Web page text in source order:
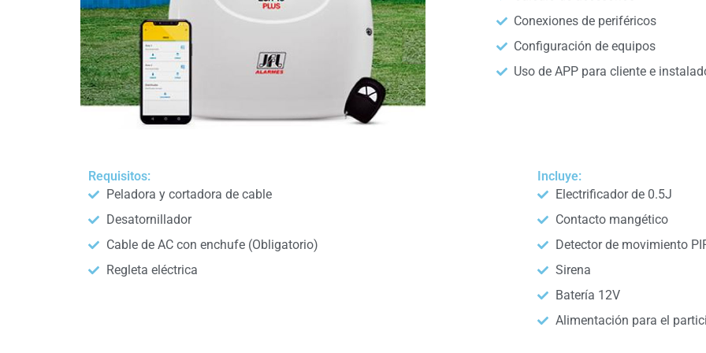
Conexiones de periféricos
Configuración de equipos
Uso de APP para cliente e
Requisitos:
Peladora y cortadora de cable
Desatornillador
Cable de AC con enchufe (Obligatorio)
Regleta eléctrica
Incluye:
Electrificador de 0.5J
Contacto mangético
Detector de movimiento
Sirena
Batería 12V
Alimentación para el